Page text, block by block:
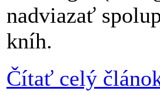
nadviazať
kníh.
Čítať celý